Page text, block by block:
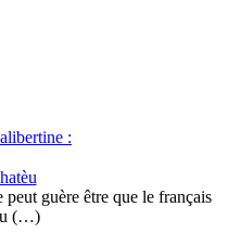
:
guère être que le français
(…)